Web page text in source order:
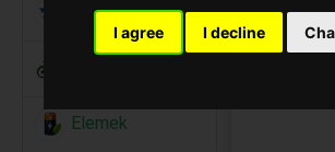
I agree I decline
Alkalmi Kellékek
Elemek